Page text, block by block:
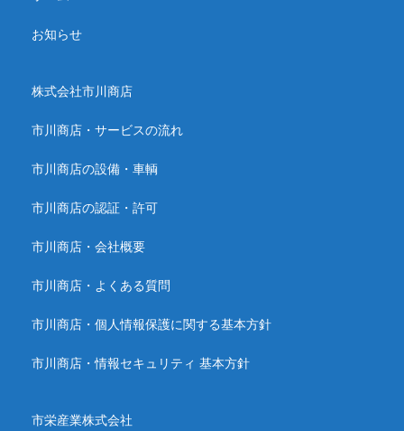
お知らせ
株式会社市川商店
市川商店・サービスの流れ
市川商店の設備・車輌
市川商店の認証・許可
市川商店・会社概要
市川商店・よくある質問
市川商店・個人情報保護に関する基本方針
市川商店・情報セキュリティ 基本方針
市栄産業株式会社